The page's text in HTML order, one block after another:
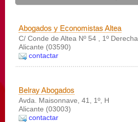
Abogados y Economistas Altea
C/ Conde de Altea Nº 54 , 1º Derecha
Alicante (03590)
contactar
Belray Abogados
Avda. Maisonnave, 41, 1º, H
Alicante (03003)
contactar